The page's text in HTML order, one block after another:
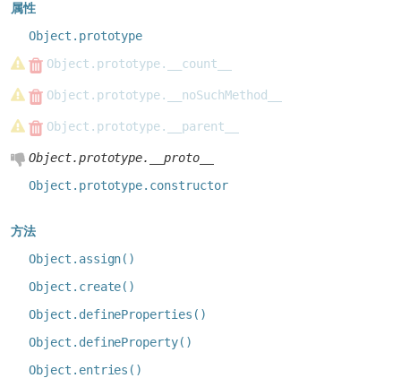
属性
Object.prototype
Object.prototype.__count__
Object.prototype.__noSuchMethod__
Object.prototype.__parent__
Object.prototype.__proto__
Object.prototype.constructor
方法
Object.assign()
Object.create()
Object.defineProperties()
Object.defineProperty()
Object.entries()